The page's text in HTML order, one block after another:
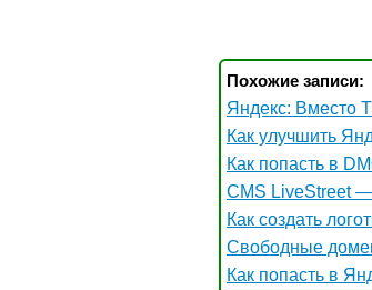
Похожие записи:
Яндекс: Вместо
Как улучшить
Как попасть в
CMS LiveStreet
Как создать
Свободные
Как попасть в